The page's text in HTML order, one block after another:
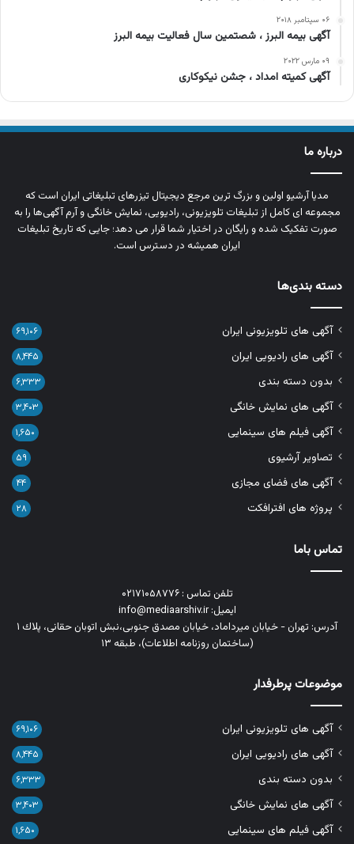
۰۶ سپتامبر ۲۰۱۸
آگهی بیمه البرز ، شصتمین سال فعالیت بیمه البرز
۰۹ مارس ۲۰۲۲
آگهی کمیته امداد ، جشن نیکوکاری
درباره ما
مدیا آرشیو اولین و بزرگ‌ ترین مرجع دیجیتال تیزرهای تبلیغاتی ایران است که
مجموعه‌ ای کامل از تبلیغات تلویزیونی، رادیویی، نمایش خانگی و آرم‌ آگهی‌ها را به‌
صورت تفکیک‌ شده و رایگان در اختیار شما قرار می‌ دهد؛ جایی که تاریخ تبلیغات
ایران همیشه در دسترس است.
دسته بندی‌ها
آگهی های تلویزیونی ایران ۶۹,۱۰۶
آگهی های رادیویی ایران ۸,۴۴۵
بدون دسته بندی ۶,۳۳۳
آگهی های نمایش خانگی ۳,۴۰۳
آگهی فیلم های سینمایی ۱,۶۵۰
تصاویر آرشیوی ۵۹
آگهی های فضای مجازی ۴۴
پروژه های افترافکت ۲۸
تماس باما
تلفن تماس : ۰۲۱۷۱۰۵۸۷۷۶
ایمیل: info@mediaarshiv.ir
آدرس: تهران - خیابان میرداماد، خیابان مصدق جنوبی،نبش اتوبان حقانی، پلاك ١
(ساختمان روزنامه اطلاعات)، طبقه ۱۳
موضوعات پرطرفدار
آگهی های تلویزیونی ایران ۶۹,۱۰۶
آگهی های رادیویی ایران ۸,۴۴۵
بدون دسته بندی ۶,۳۳۳
آگهی های نمایش خانگی ۳,۴۰۳
آگهی فیلم های سینمایی ۱,۶۵۰